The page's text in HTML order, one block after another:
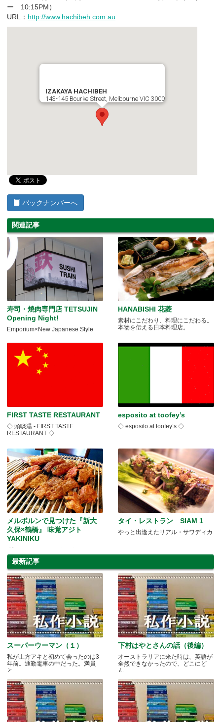
ー 10:15PM）
URL： http://www.hachibeh.com.au
IZAKAYA HACHIBEH
143-145 Bourke Street, Melbourne VIC 3000
バックナンバーへ
関連記事
寿司・焼肉専門店 TETSUJIN
Opening Night!
Emporium×New Japanese Style
HANABISHI 花菱
素材にこだわり、料理にこだわる。
本物を伝える日本料理店。
FIRST TASTE RESTAURANT
◇ 頭啖湯 - FIRST TASTE
RESTAURANT ◇
esposito at toofey’s
◇ esposito at toofey’s ◇
メルボルンで見つけた『新大
久保×鶴橋』 味覚アジト
YAKINIKU
“旨いものをくつろぎながら”
タイ・レストラン SIAM 1
やっと出逢えたリアル・サワディカ
最新記事
スーパーウーマン（１）
私が土方アキと初めて会ったのは3
年前。通勤電車の中だった。満員
と.....
下村はやとさんの話（後編）
オーストラリアに来た時は、英語が
全然できなかったので、どこにど
ん.....